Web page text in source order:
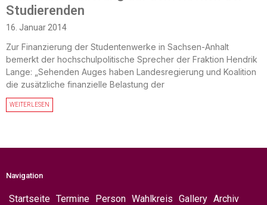
Studierenden
16. Januar 2014
Zur Finanzierung der Studentenwerke in Sachsen-Anhalt
bemerkt der hochschulpolitische Sprecher der Fraktion Hendrik
Lange: „Sehenden Auges haben Landesregierung und Koalition
die zusätzliche finanzielle Belastung der
WEITERLESEN
Navigation
Startseite Termine Person Wahlkreis Gallery Archiv